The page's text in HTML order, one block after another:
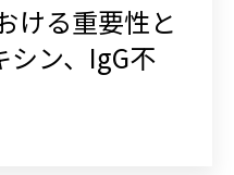
ける重要性と
シン、IgG不